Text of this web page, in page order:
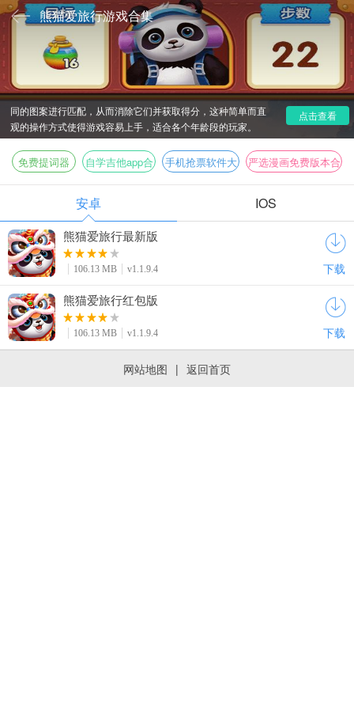
熊猫爱旅行游戏合集
熊猫爱旅行是一款有趣的消除领红包游戏，给玩家带来了
愉快的游戏体验，玩家需要通过轻触屏幕上的熊猫图案，将相
同的图案进行匹配，从而消除它们并获取得分，这种简单而直
观的操作方式使得游戏容易上手，适合各个年龄段的玩家。
点击查看
免费提词器
app
自学吉他app合
集
手机抢票软件大
全
严选漫画免费版本合
集
安卓 IOS
熊猫爱旅行最新版
106.13 MB v1.1.9.4 下载
熊猫爱旅行红包版
106.13 MB v1.1.9.4 下载
网站地图 | 返回首页